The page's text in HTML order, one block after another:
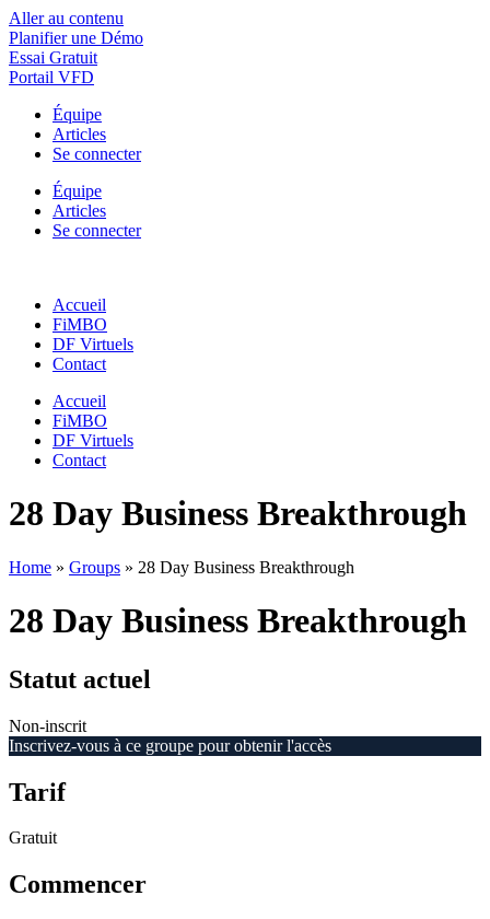
Aller au contenu
Planifier une Démo
Essai Gratuit
Portail VFD
Équipe
Articles
Se connecter
Équipe
Articles
Se connecter
Accueil
FiMBO
DF Virtuels
Contact
Accueil
FiMBO
DF Virtuels
Contact
28 Day Business Breakthrough
Home » Groups » 28 Day Business Breakthrough
28 Day Business Breakthrough
Statut actuel
Non-inscrit
Inscrivez-vous à ce groupe pour obtenir l'accès
Tarif
Gratuit
Commencer